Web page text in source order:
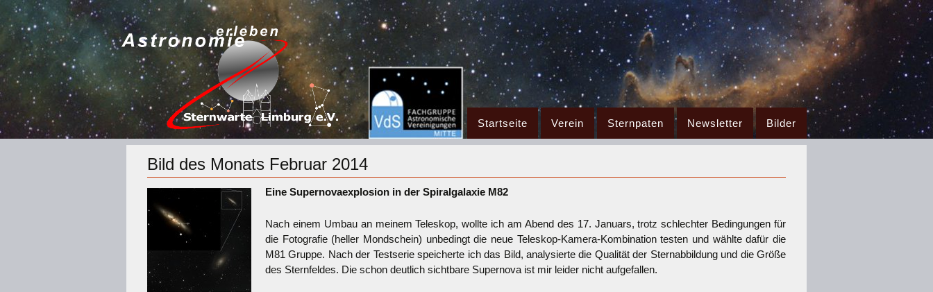
Inhalt
springen
Startseite Verein Sternpaten Newsletter Bilder
Bild des Monats Februar 2014
Eine Supernovaexplosion in der Spiralgalaxie M82
Nach einem Umbau an meinem Teleskop, wollte ich am Abend des 17. Januars, trotz schlechter Bedingungen für
die Fotografie (heller Mondschein) unbedingt die neue Teleskop-Kamera-Kombination testen und wählte dafür die
M81 Gruppe. Nach der Testserie speicherte ich das Bild, analysierte die Qualität der Sternabbildung und die Größe
des Sternfeldes. Die schon deutlich sichtbare Supernova ist mir leider nicht aufgefallen.